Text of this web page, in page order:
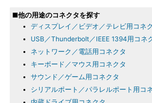
■他の用途のコネクタを探す
ディスプレイ／ビデオ／テレビ用コネ
USB／Thunderbolt／IEEE 1394用コネ
ネットワーク／電話用コネクタ
キーボード／マウス用コネクタ
サウンド／ゲーム用コネクタ
シリアルポート／パラレルポート用コ